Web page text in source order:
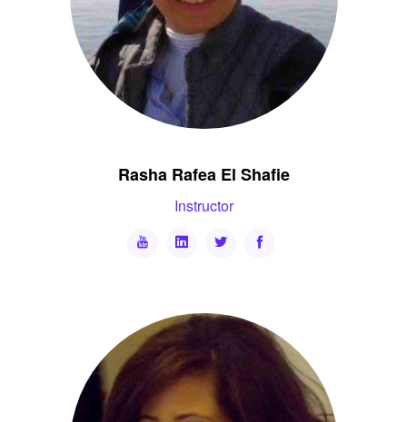
Rasha Rafea El Shafie
Instructor